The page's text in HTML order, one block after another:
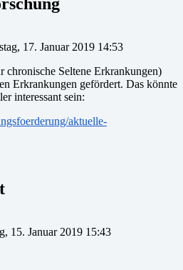
17. Januar 2019 14:53
Seltene Erkrankungen)
Erkrankungen gefördert. Das könnte
interessant sein:
aktuelle-
15. Januar 2019 15:43